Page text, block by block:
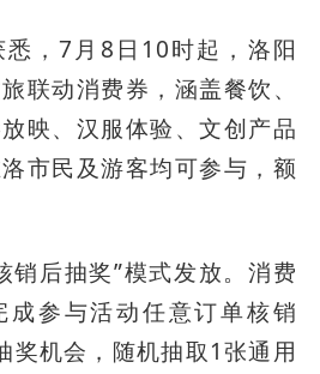
悉，7月8日10时起，洛阳
联动消费券，涵盖餐饮、
映、汉服体验、文创产品
市民及游客均可参与，额
销后抽奖”模式发放。消费
成参与活动任意订单核销
奖机会，随机抽取1张通用